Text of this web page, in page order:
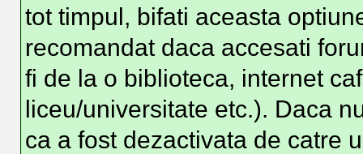
tot timpul, bifati aceasta
recomandat daca accesati
fi de la o biblioteca, internet
liceu/universitate etc.). Daca
ca a fost dezactivata de catre